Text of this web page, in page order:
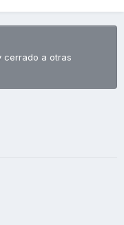
cerrado a otras